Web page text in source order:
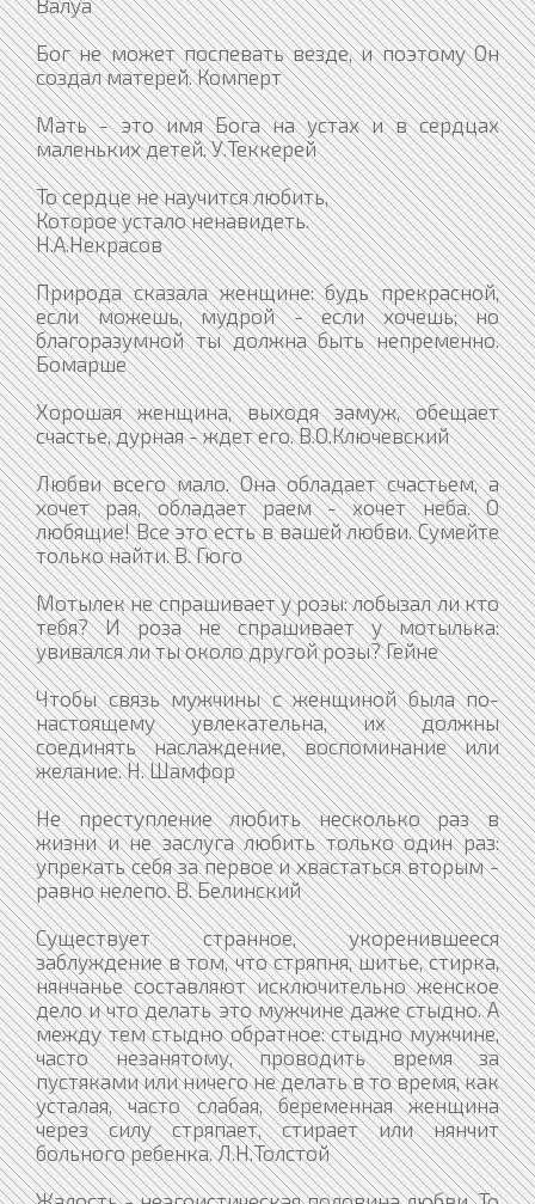
Валуа
Бог не может поспевать везде, и поэтому Он
создал матерей. Комперт
Мать - это имя Бога на устах и в сердцах
маленьких детей. У.Теккерей
То сердце не научится любить,
Которое устало ненавидеть.
Н.А.Некрасов
Природа сказала женщине: будь прекрасной,
если можешь, мудрой - если хочешь; но
благоразумной ты должна быть непременно.
Бомарше
Хорошая женщина, выходя замуж, обещает
счастье, дурная - ждет его. В.О.Ключевский
Любви всего мало. Она обладает счастьем, а
хочет рая, обладает раем - хочет неба. О
любящие! Все это есть в вашей любви. Сумейте
только найти. В. Гюго
Мотылек не спрашивает у розы: лобызал ли кто
тебя? И роза не спрашивает у мотылька:
увивался ли ты около другой розы? Гейне
Чтобы связь мужчины с женщиной была по-
настоящему увлекательна, их должны
соединять наслаждение, воспоминание или
желание. Н. Шамфор
Не преступление любить несколько раз в
жизни и не заслуга любить только один раз:
упрекать себя за первое и хвастаться вторым -
равно нелепо. В. Белинский
Существует странное, укоренившееся
заблуждение в том, что стряпня, шитье, стирка,
нянчанье составляют исключительно женское
дело и что делать это мужчине даже стыдно. А
между тем стыдно обратное: стыдно мужчине,
часто незанятому, проводить время за
пустяками или ничего не делать в то время, как
усталая, часто слабая, беременная женщина
через силу стряпает, стирает или нянчит
больного ребенка. Л.Н.Толстой